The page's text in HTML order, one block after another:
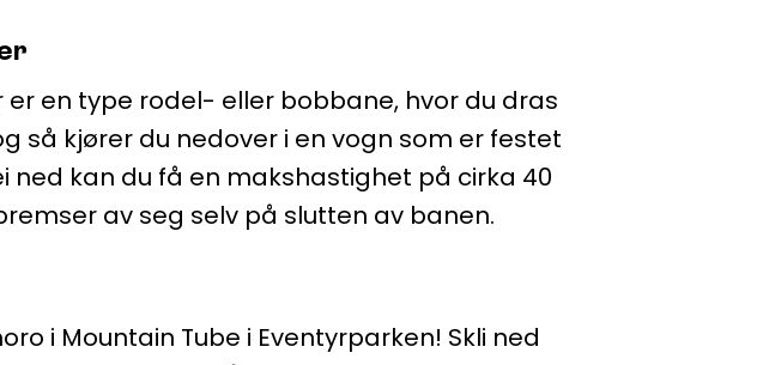
er en type rodel- eller bobbane, hvor du dras
så kjører du nedover i en vogn som er festet
ned kan du få en makshastighet på cirka 40
av seg selv på slutten av banen.
i Mountain Tube i Eventyrparken! Skli ned